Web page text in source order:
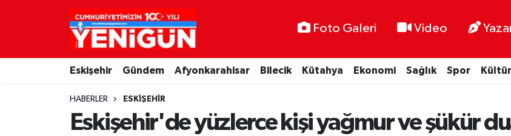
Foto Galeri Video
Eskişehir Gündem Afyonkarahisar Bilecik Kütahya Ekonomi Sağlık Spor
HABERLER ESKIŞEHIR
Eskişehir'de yüzlerce kişi yağmur ve şükür
Nöbetçi Eczaneler
Hava Durumu